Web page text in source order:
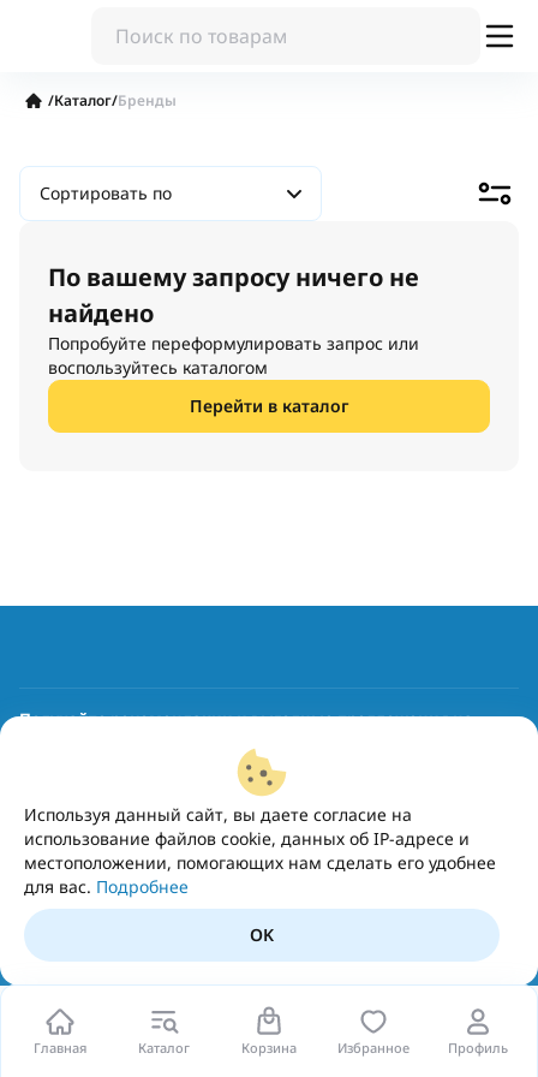
Главная Каталог Корзина Избранное Профиль
/Каталог/Бренды
Сортировать по
По вашему запросу ничего не
найдено
Попробуйте переформулировать запрос или
воспользуйтесь каталогом
Перейти в каталог
Используя данный сайт, вы даете согласие на
использование файлов cookie, данных об IP-адресе и
местоположении, помогающих нам сделать его удобнее
для вас. Подробнее
OK
Получайте рекомендации и выгодные предложения на
Подписаться